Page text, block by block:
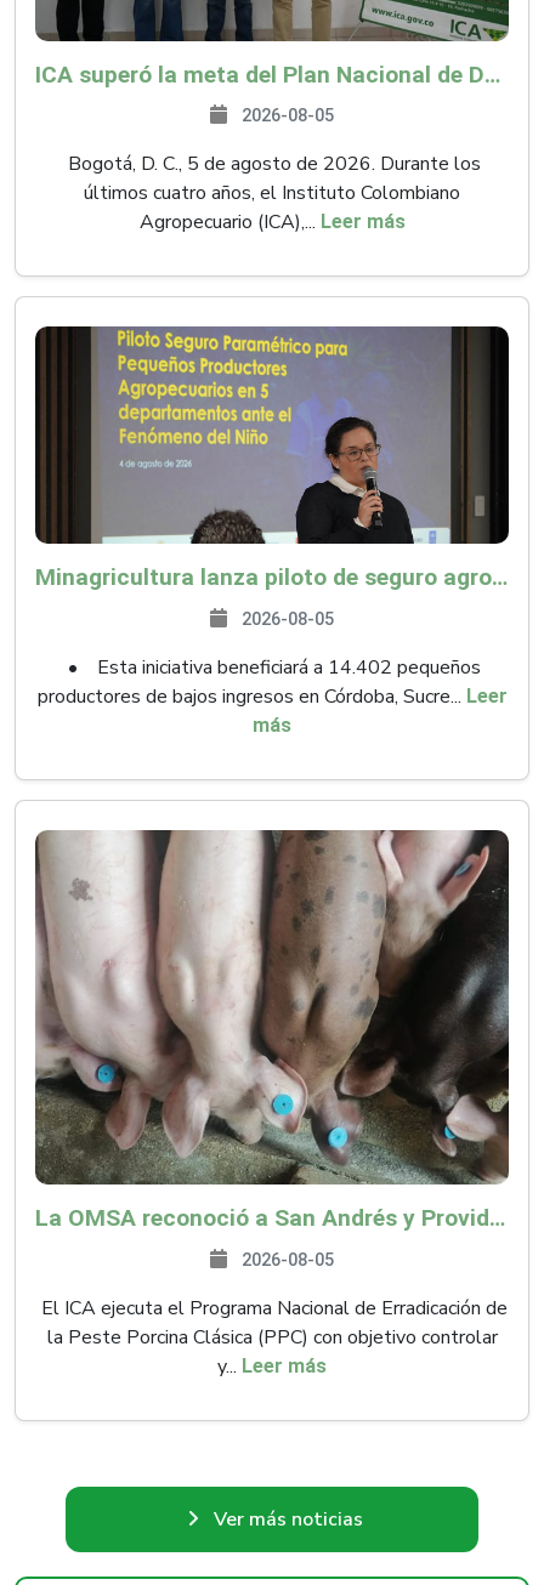
ICA superó la meta del Plan Nacional de Desarrollo y abrió 61 mercados internacionales
2026-08-05
Bogotá, D. C., 5 de agosto de 2026. Durante los
últimos cuatro años, el Instituto Colombiano
Agropecuario (ICA),... Leer más
Minagricultura lanza piloto de seguro agropecuario por $9.625 millones para proteger a más de 14.000 pequeños productores contra riesgos del Fenómeno de El Niño
2026-08-05
• Esta iniciativa beneficiará a 14.402 pequeños
productores de bajos ingresos en Córdoba, Sucre... Leer
más
La OMSA reconoció a San Andrés y Providencia como zona libre de Peste Porcina Clásica (PPC)
2026-08-05
El ICA ejecuta el Programa Nacional de Erradicación de
la Peste Porcina Clásica (PPC) con objetivo controlar
y... Leer más
Ver más noticias